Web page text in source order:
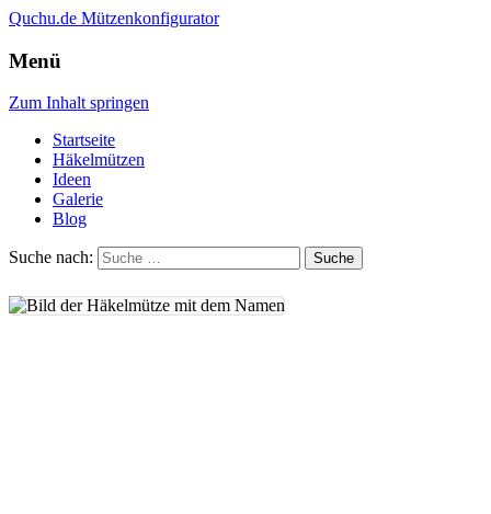
Quchu.de Mützenkonfigurator
Menü
Zum Inhalt springen
Startseite
Häkelmützen
Ideen
Galerie
Blog
Suche nach: